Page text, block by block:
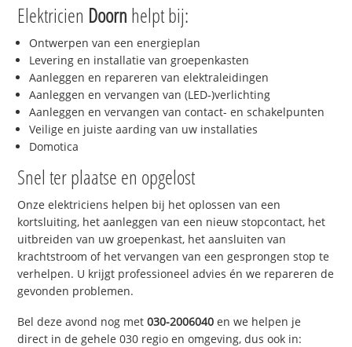
Elektricien Doorn helpt bij:
Ontwerpen van een energieplan
Levering en installatie van groepenkasten
Aanleggen en repareren van elektraleidingen
Aanleggen en vervangen van (LED-)verlichting
Aanleggen en vervangen van contact- en schakelpunten
Veilige en juiste aarding van uw installaties
Domotica
Snel ter plaatse en opgelost
Onze elektriciens helpen bij het oplossen van een
kortsluiting, het aanleggen van een nieuw stopcontact, het
uitbreiden van uw groepenkast, het aansluiten van
krachtstroom of het vervangen van een gesprongen stop te
verhelpen. U krijgt professioneel advies én we repareren de
gevonden problemen.
Bel deze avond nog met030-2006040 en we helpen je
direct in de gehele 030 regio en omgeving, dus ook in: